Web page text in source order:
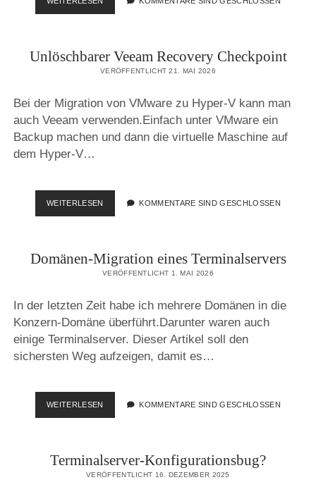
–
PASTE
Unlöschbarer Veeam Recovery Checkpoint
VERÖFFENTLICHT 21. MAI 2026
Bei der Migration von VMware zu Hyper-V kann man
auch Veeam verwenden.Einfach unter VMware ein
Backup machen und dann die virtuelle Maschine auf
dem Hyper-V…
WEITERLESEN UNLÖSCHBARER
VEEAM
KOMMENTARE SIND GESCHLOSSEN
Domänen-Migration eines Terminalservers
VERÖFFENTLICHT 1. MAI 2026
In der letzten Zeit habe ich mehrere Domänen in die
Konzern-Domäne überführt.Darunter waren auch
einige Terminalserver. Dieser Artikel soll den
sichersten Weg aufzeigen, damit es…
WEITERLESEN
DOMÄNEN-
MIGRATION
KOMMENTARE SIND GESCHLOSSEN
Terminalserver-Konfigurationsbug?
VERÖFFENTLICHT 16. DEZEMBER 2025